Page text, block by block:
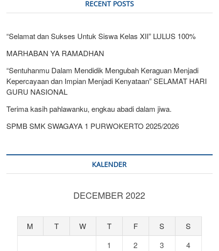
RECENT POSTS
“Selamat dan Sukses Untuk Siswa Kelas XII” LULUS 100%
MARHABAN YA RAMADHAN
“Sentuhanmu Dalam Mendidik Mengubah Keraguan Menjadi
Kepercayaan dan Impian Menjadi Kenyataan” SELAMAT HARI
GURU NASIONAL
Terima kasih pahlawanku, engkau abadi dalam jiwa.
SPMB SMK SWAGAYA 1 PURWOKERTO 2025/2026
KALENDER
DECEMBER 2022
M T W T F S
S
1
2 3
4